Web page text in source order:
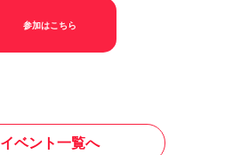
参加はこちら
イベント一覧へ